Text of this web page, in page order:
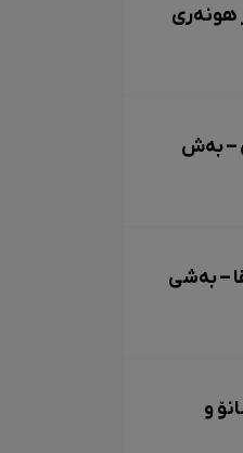
هونەری
– بەش
– بەشی
و